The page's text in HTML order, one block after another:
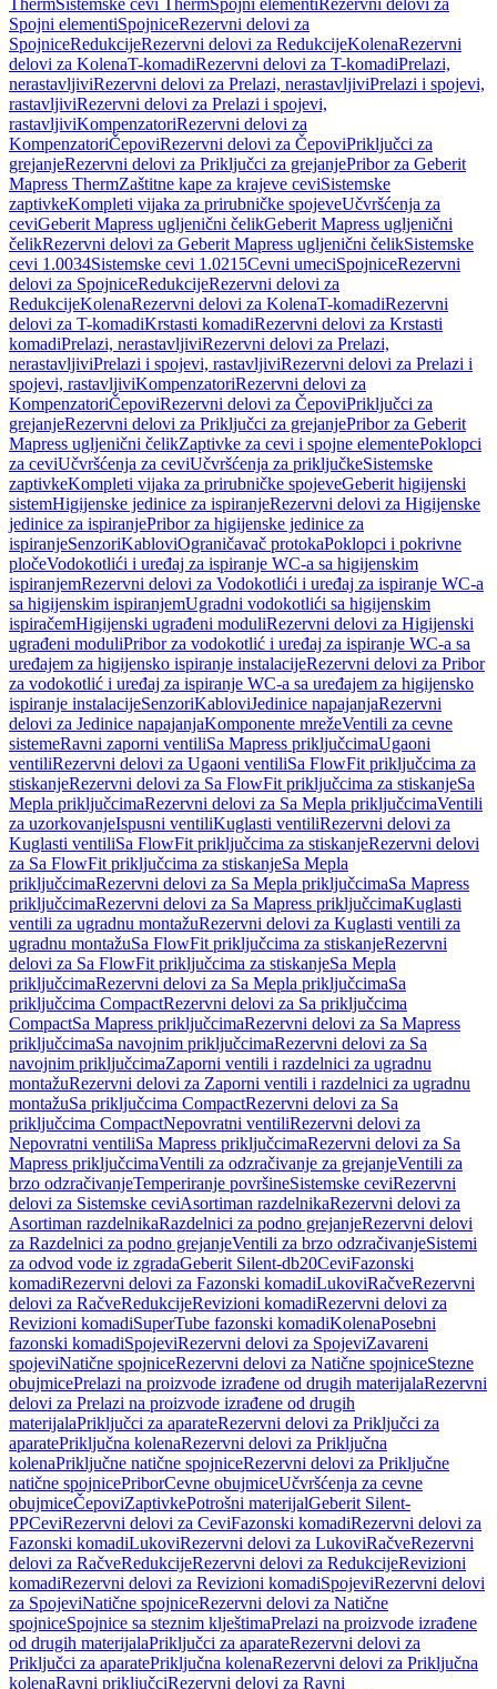
ThermSistemske cevi ThermSpojni elementi Rezervni delovi za
Spojni elementiSpojniceRezervni delovi za
SpojniceRedukcijeRezervni delovi za RedukcijeKolenaRezervni
delovi za KolenaT-komadiRezervni delovi za T-komadiPrelazi,
nerastavljiviRezervni delovi za Prelazi, nerastavljiviPrelazi i spojevi,
rastavljiviRezervni delovi za Prelazi i spojevi,
rastavljiviKompenzatoriRezervni delovi za
KompenzatoriČepoviRezervni delovi za ČepoviPriključci za
grejanjeRezervni delovi za Priključci za grejanjePribor za Geberit
Mapress ThermZaštitne kape za krajeve ceviSistemske
zaptivkeKompleti vijaka za prirubničke spojeveUčvršćenja za
ceviGeberit Mapress ugljenični čelikGeberit Mapress ugljenični
čelikRezervni delovi za Geberit Mapress ugljenični čelikSistemske
cevi 1.0034Sistemske cevi 1.0215Cevni umeciSpojniceRezervni
delovi za SpojniceRedukcijeRezervni delovi za
RedukcijeKolenaRezervni delovi za KolenaT-komadiRezervni
delovi za T-komadiKrstasti komadiRezervni delovi za Krstasti
komadiPrelazi, nerastavljiviRezervni delovi za Prelazi,
nerastavljiviPrelazi i spojevi, rastavljiviRezervni delovi za Prelazi i
spojevi, rastavljiviKompenzatoriRezervni delovi za
KompenzatoriČepoviRezervni delovi za ČepoviPriključci za
grejanjeRezervni delovi za Priključci za grejanjePribor za Geberit
Mapress ugljenični čelikZaptivke za cevi i spojne elementePoklopci
za ceviUčvršćenja za ceviUčvršćenja za priključkeSistemske
zaptivkeKompleti vijaka za prirubničke spojeveGeberit higijenski
sistemHigijenske jedinice za ispiranjeRezervni delovi za Higijenske
jedinice za ispiranjePribor za higijenske jedinice za
ispiranjeSenzoriKabloviOgraničavač protokaPoklopci i pokrivne
pločeVodokotlići i uređaj za ispiranje WC-a sa higijenskim
ispiranjemRezervni delovi za Vodokotlići i uređaj za ispiranje WC-a
sa higijenskim ispiranjemUgradni vodokotlići sa higijenskim
ispiračemHigijenski ugrađeni moduliRezervni delovi za Higijenski
ugrađeni moduliPribor za vodokotlić i uređaj za ispiranje WC-a sa
uređajem za higijensko ispiranje instalacijeRezervni delovi za Pribor
za vodokotlić i uređaj za ispiranje WC-a sa uređajem za higijensko
ispiranje instalacijeSenzoriKabloviJedinice napajanjaRezervni
delovi za Jedinice napajanjaKomponente mrežeVentili za cevne
sistemeRavni zaporni ventiliSa Mapress priključcimaUgaoni
ventiliRezervni delovi za Ugaoni ventiliSa FlowFit priključcima za
stiskanjeRezervni delovi za Sa FlowFit priključcima za stiskanjeSa
Mepla priključcimaRezervni delovi za Sa Mepla priključcimaVentili
za uzorkovanjeIspusni ventiliKuglasti ventiliRezervni delovi za
Kuglasti ventiliSa FlowFit priključcima za stiskanjeRezervni delovi
za Sa FlowFit priključcima za stiskanjeSa Mepla
priključcimaRezervni delovi za Sa Mepla priključcimaSa Mapress
priključcimaRezervni delovi za Sa Mapress priključcimaKuglasti
ventili za ugradnu montažuRezervni delovi za Kuglasti ventili za
ugradnu montažuSa FlowFit priključcima za stiskanjeRezervni
delovi za Sa FlowFit priključcima za stiskanjeSa Mepla
priključcimaRezervni delovi za Sa Mepla priključcimaSa
priključcima CompactRezervni delovi za Sa priključcima
CompactSa Mapress priključcimaRezervni delovi za Sa Mapress
priključcimaSa navojnim priključcimaRezervni delovi za Sa
navojnim priključcimaZaporni ventili i razdelnici za ugradnu
montažuRezervni delovi za Zaporni ventili i razdelnici za ugradnu
montažuSa priključcima CompactRezervni delovi za Sa
priključcima CompactNepovratni ventiliRezervni delovi za
Nepovratni ventiliSa Mapress priključcimaRezervni delovi za Sa
Mapress priključcimaVentili za odzračivanje za grejanjeVentili za
brzo odzračivanjeTemperiranje površineSistemske ceviRezervni
delovi za Sistemske ceviAsortiman razdelnikaRezervni delovi za
Asortiman razdelnikaRazdelnici za podno grejanjeRezervni delovi
za Razdelnici za podno grejanjeVentili za brzo odzračivanjeSistemi
za odvod vode iz zgradaGeberit Silent-db20CeviFazonski
komadiRezervni delovi za Fazonski komadiLukoviRačveRezervni
delovi za RačveRedukcijeRevizioni komadiRezervni delovi za
Revizioni komadiSuperTube fazonski komadiKolenaPosebni
fazonski komadiSpojeviRezervni delovi za SpojeviZavareni
spojeviNatične spojniceRezervni delovi za Natične spojniceStezne
obujmicePrelazi na proizvode izrađene od drugih materijalaRezervni
delovi za Prelazi na proizvode izrađene od drugih
materijalaPriključci za aparateRezervni delovi za Priključci za
aparatePriključna kolenaRezervni delovi za Priključna
kolenaPriključne natične spojniceRezervni delovi za Priključne
natične spojnicePriborCevne obujmiceUčvršćenja za cevne
obujmiceČepoviZaptivkePotrošni materijalGeberit Silent-
PPCeviRezervni delovi za CeviFazonski komadiRezervni delovi za
Fazonski komadiLukoviRezervni delovi za LukoviRačveRezervni
delovi za RačveRedukcijeRezervni delovi za RedukcijeRevizioni
komadiRezervni delovi za Revizioni komadiSpojeviRezervni delovi
za SpojeviNatične spojniceRezervni delovi za Natične
spojniceSpojnice sa steznim klještimaPrelazi na proizvode izrađene
od drugih materijalaPriključci za aparateRezervni delovi za
Priključci za aparatePriključna kolenaRezervni delovi za Priključna
kolenaRavni priključciRezervni delovi za Ravni